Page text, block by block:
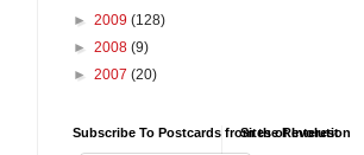
► 2009 (128)
► 2008 (9)
► 2007 (20)
Subscribe To Postcards from the Revolution
Sites of Interest